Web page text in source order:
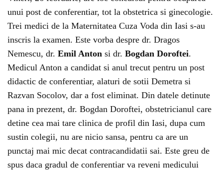
unui post de conferentiar, tot la obstetrica si ginecologie.
Trei medici de la Maternitatea Cuza Voda din Iasi s-au
inscris la examen. Este vorba despre dr. Dragos
Nemescu, dr. Emil Anton si dr. Bogdan Doroftei.
Medicul Anton a candidat si anul trecut pentru un post
didactic de conferentiar, alaturi de sotii Demetra si
Razvan Socolov, dar a fost eliminat. Din datele detinute
pana in prezent, dr. Bogdan Doroftei, obstetricianul care
detine cea mai tare clinica de profil din Iasi, dupa cum
sustin colegii, nu are nicio sansa, pentru ca are un
punctaj mai mic decat contracandidatii sai. Este greu de
spus daca gradul de conferentiar va reveni medicului